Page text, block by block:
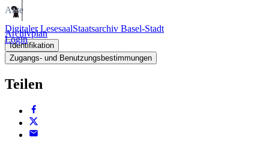
Digitaler LesesaalStaatsarchiv Basel-Stadt
Login
Akte
Archivplan
Identifikation
Zugangs- und Benutzungsbestimmungen
Teilen